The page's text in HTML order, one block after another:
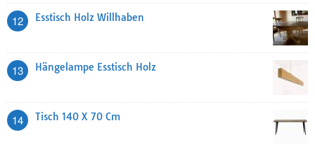
12 Esstisch Holz Willhaben
13 Hängelampe Esstisch Holz
14 Tisch 140 X 70 Cm